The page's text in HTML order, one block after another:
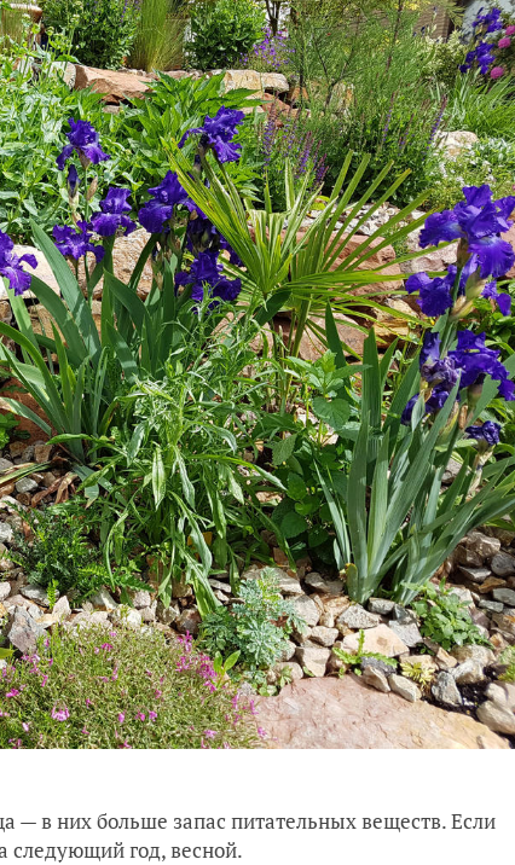
— в них больше запас питательных веществ. Если
следующий год, весной.